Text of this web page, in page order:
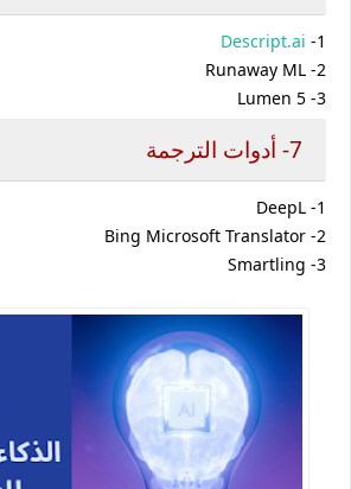
Descript.ai -1
Runaway ML -2
Lumen 5 -3
7- أدوات الترجمة
DeepL -1
Bing Microsoft Translator -2
Smartling -3